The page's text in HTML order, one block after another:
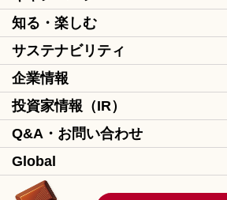
知る・楽しむ
サステナビリティ
企業情報
投資家情報（IR）
Q&A・お問い合わせ
Global